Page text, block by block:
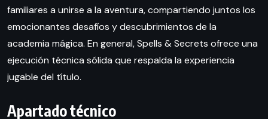
familiares a unirse a la aventura, compartiendo juntos los
emocionantes desafíos y descubrimientos de la
academia mágica. En general, Spells & Secrets ofrece una
ejecución técnica sólida que respalda la experiencia
jugable del título.
Apartado técnico